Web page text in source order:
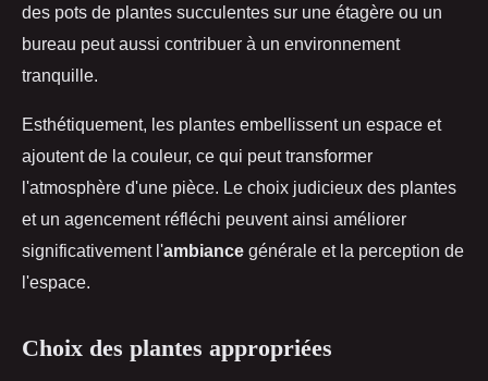
des pots de plantes succulentes sur une étagère ou un
bureau peut aussi contribuer à un environnement
tranquille.
Esthétiquement, les plantes embellissent un espace et
ajoutent de la couleur, ce qui peut transformer
l'atmosphère d'une pièce. Le choix judicieux des plantes
et un agencement réfléchi peuvent ainsi améliorer
significativement l'ambiance générale et la perception de
l'espace.
Choix des plantes appropriées